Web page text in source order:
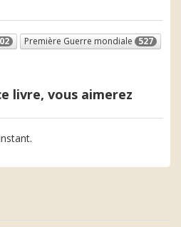
Première Guerre mondiale 527
livre, vous aimerez